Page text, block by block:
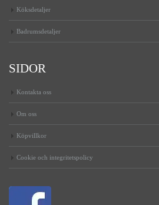
Köksdetaljer
Badrumsdetaljer
SIDOR
Kontakta oss
Om oss
Köpvillkor
Cookie och integritetspolicy